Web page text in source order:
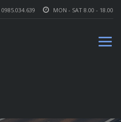
MON - SAT 8.00 - 18.00
0985.034.639